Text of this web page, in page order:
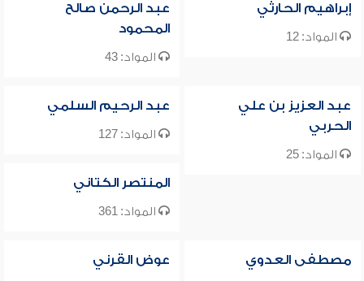
إبراهيم الحارثي
المواد: 12
عبد الرحمن صالح
المحمود
المواد: 43
عبد العزيز بن علي
الحربي
المواد: 25
عبد الرحيم السلمي
المواد: 127
المنتصر الكتاني
المواد: 361
مصطفى العدوي عوض القرني